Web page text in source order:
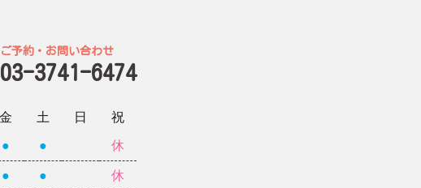
ご予約・お問い合わせ
03-3741-6474
金 土 日 祝
● ● 休
● ● 休